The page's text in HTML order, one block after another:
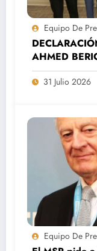
Equipo De
AHMED
SAHARAUIS
31 Julio 2026
Equipo De